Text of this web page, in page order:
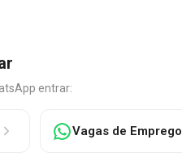
entrar:
Vagas de Emprego